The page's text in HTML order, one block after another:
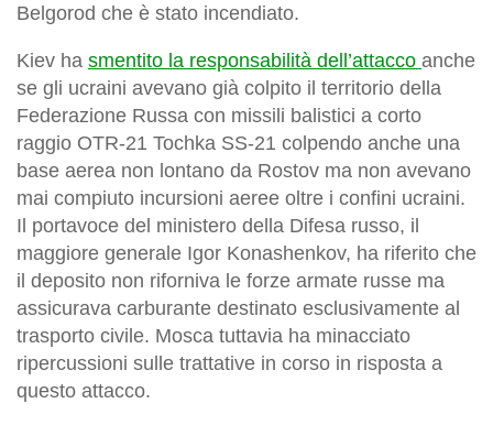
Belgorod che è stato incendiato.
Kiev ha smentito la responsabilità dell’attacco anche
se gli ucraini avevano già colpito il territorio della
Federazione Russa con missili balistici a corto
raggio OTR-21 Tochka SS-21 colpendo anche una
base aerea non lontano da Rostov ma non avevano
mai compiuto incursioni aeree oltre i confini ucraini.
Il portavoce del ministero della Difesa russo, il
maggiore generale Igor Konashenkov, ha riferito che
il deposito non riforniva le forze armate russe ma
assicurava carburante destinato esclusivamente al
trasporto civile. Mosca tuttavia ha minacciato
ripercussioni sulle trattative in corso in risposta a
questo attacco.